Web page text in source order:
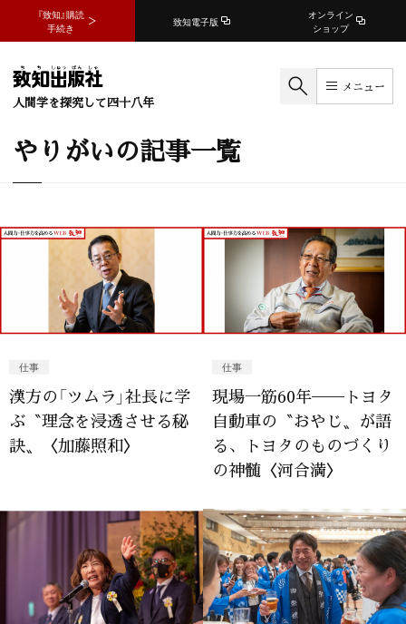
『致知』購読
手続き
致知電子版
オンライン
ショップ
人間学を探究して四十八年
メニュー
やりがいの記事一覧
仕事
漢方の「ツムラ」社長に学
ぶ〝理念を浸透させる秘
訣〟〈加藤照和〉
仕事
現場一筋60年──トヨタ
自動車の〝おやじ〟が語
る、トヨタのものづくり
の神髄〈河合満〉